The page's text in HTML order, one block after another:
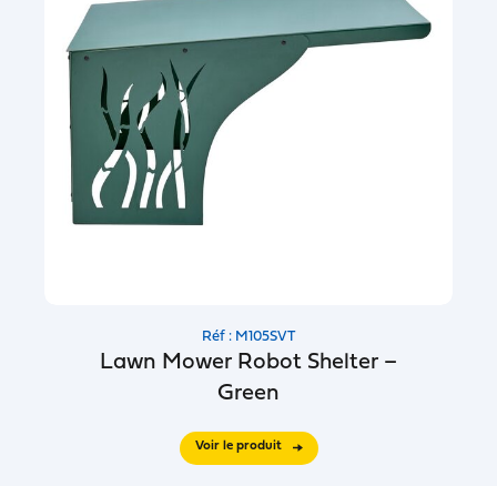
Réf : M105SVT
Lawn Mower Robot Shelter –
Green
Voir le produit